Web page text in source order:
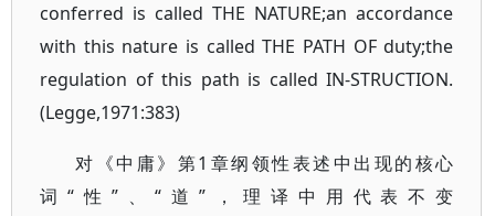
conferred is called THE NATURE;an accordance
with this nature is called THE PATH OF duty;the
regulation of this path is called IN-STRUCTION.
(Legge,1971:383)
对《中庸》第1章纲领性表述中出现的核心
词“性”、“道”，理译中用代表不变